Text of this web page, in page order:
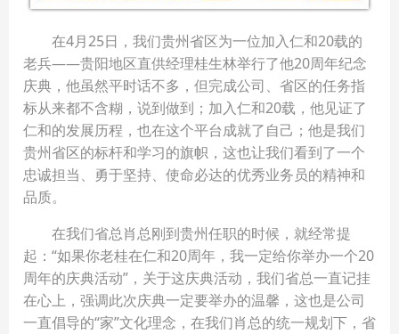
在4月25日，我们贵州省区为一位加入仁和20载的
老兵——贵阳地区直供经理桂生林举行了他20周年纪念
庆典，他虽然平时话不多，但完成公司、省区的任务指
标从来都不含糊，说到做到；加入仁和20载，他见证了
仁和的发展历程，也在这个平台成就了自己；他是我们
贵州省区的标杆和学习的旗帜，这也让我们看到了一个
忠诚担当、勇于坚持、使命必达的优秀业务员的精神和
品质。
在我们省总肖总刚到贵州任职的时候，就经常提
起：“如果你老桂在仁和20周年，我一定给你举办一个20
周年的庆典活动”，关于这庆典活动，我们省总一直记挂
在心上，强调此次庆典一定要举办的温馨，这也是公司
一直倡导的“家”文化理念，在我们肖总的统一规划下，省